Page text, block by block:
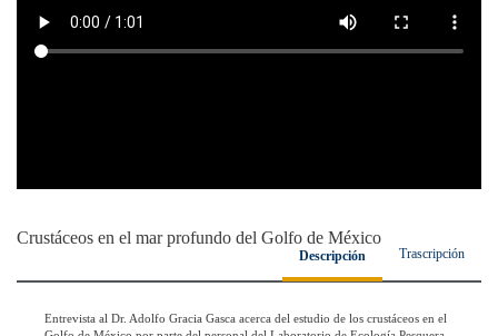
Crustáceos en el mar profundo del Golfo de México
Trascripción
Descripción
Entrevista al Dr. Adolfo Gracia Gasca acerca del estudio de los crustáceos en el